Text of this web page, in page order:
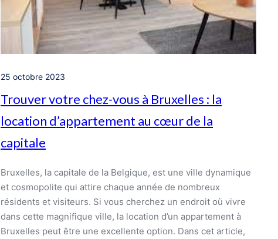
25 octobre 2023
Trouver votre chez-vous à Bruxelles : la
location d’appartement au cœur de la
capitale
Bruxelles, la capitale de la Belgique, est une ville dynamique
et cosmopolite qui attire chaque année de nombreux
résidents et visiteurs. Si vous cherchez un endroit où vivre
dans cette magnifique ville, la location d’un appartement à
Bruxelles peut être une excellente option. Dans cet article,